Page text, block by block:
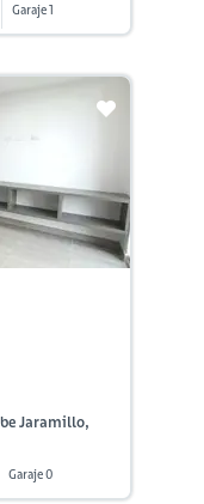
Garaje 1
Jaramillo,
Garaje 0